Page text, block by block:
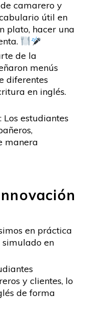
camarero y
útil en
plato, hacer una
de la
menús
diferentes
en inglés.
: Los estudiantes
manera
en práctica
simulado en
y clientes, lo
de forma